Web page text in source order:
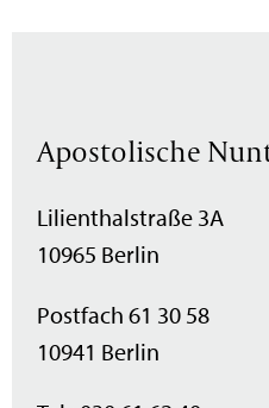
Apostolische
Lilienthalstraße 3A
10965 Berlin
Postfach 61 30 58
10941 Berlin